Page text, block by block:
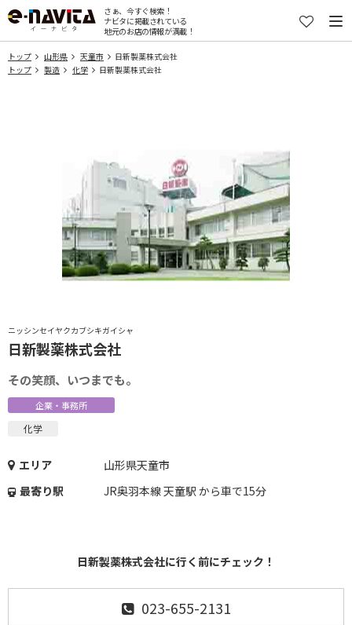
さぁ、今すぐ検索！
ナビタに掲載されている
地元のお店の情報が満載！
トップ 山形県 天童市
日新製薬株式会社
トップ
製造 化学 日新製薬株式会社
ニッシンセイヤクカブシキガイシャ
日新製薬株式会社
その笑顔、いつまでも。
企業・事務所
化学
エリア
山形県天童市
最寄り駅
JR奥羽本線 天童駅 から車で15分
日新製薬株式会社に行く前にチェック！
023-655-2131